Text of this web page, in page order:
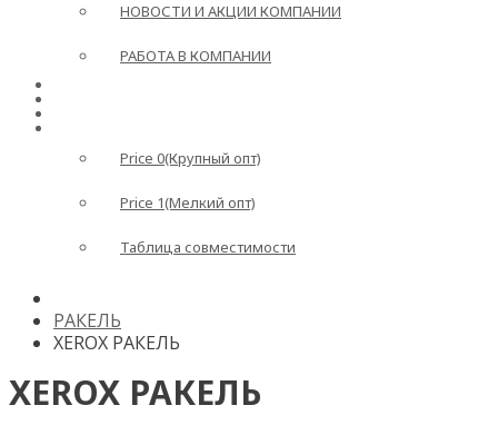
НОВОСТИ И АКЦИИ КОМПАНИИ
РАБОТА В КОМПАНИИ
Price 0(Крупный опт)
Price 1(Мелкий опт)
Таблица совместимости
РАКЕЛЬ
XEROX РАКЕЛЬ
XEROX РАКЕЛЬ